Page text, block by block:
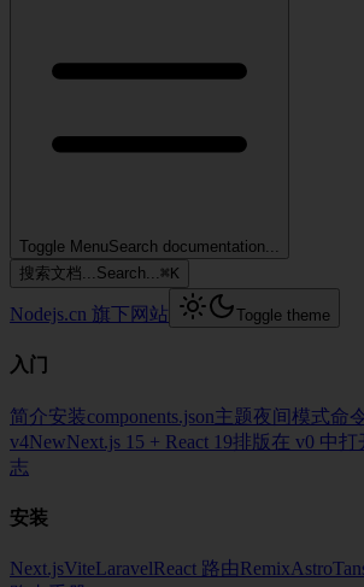
Toggle MenuSearch documentation...
搜索文档... Search... ⌘K
Nodejs.cn 旗下网站 Toggle theme
入门
简介安装components.json主题夜间模式命
v4NewNext.js 15 + React 19排版在 v0 中打
志
安装
Next.jsViteLaravelReact 路由RemixAstro